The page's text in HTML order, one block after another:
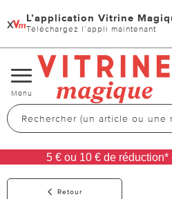
x L’application Vitrine
Téléchargez l’appli maintenant
Changer
de
navigation
Menu
5 € ou 10 € de
Retour